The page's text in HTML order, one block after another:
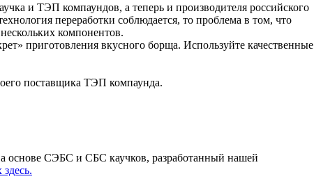
и ТЭП компаундов, а теперь и производителя российского
переработки соблюдается, то проблема в том, что
компонентов.
приготовления вкусного борща. Используйте качественные
поставщика ТЭП компаунда.
основе СЭБС и СБС каучков, разработанный нашей